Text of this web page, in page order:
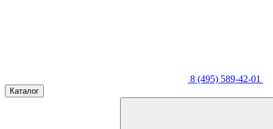
8 (495) 589-42-01
Каталог